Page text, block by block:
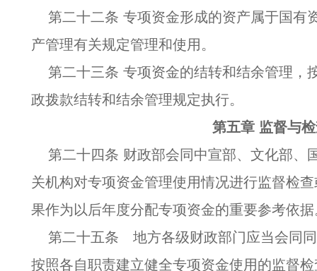
第二十二条 专项资金形成的资产属于国有
产管理有关规定管理和使用。
第二十三条 专项资金的结转和结余管理，
政拨款结转和结余管理规定执行。
第五章 监督与
第二十四条 财政部会同中宣部、文化部、
关机构对专项资金管理使用情况进行监督检
果作为以后年度分配专项资金的重要参考依
第二十五条 地方各级财政部门应当会同
按照各自职责建立健全专项资金使用的监督